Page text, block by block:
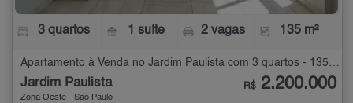
3 quartos 1 suíte 2 vagas 135 m²
Jardim Paulista
Zona Oeste - São Paulo
R$ 2.200.000